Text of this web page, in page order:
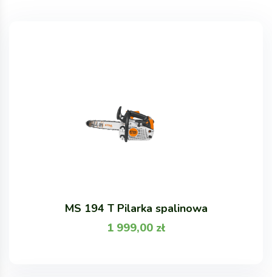
MS 194 T Pilarka spalinowa
1 999,00 zł